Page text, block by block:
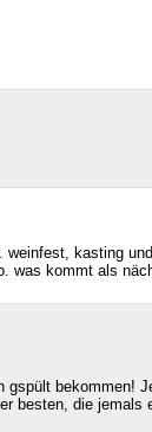
kasting
was kommt als
bekommen!
besten, die jemals